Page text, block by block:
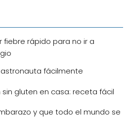
fiebre rápido para no ir a
fácilmente
gluten en casa: receta fácil
y que todo el mundo se